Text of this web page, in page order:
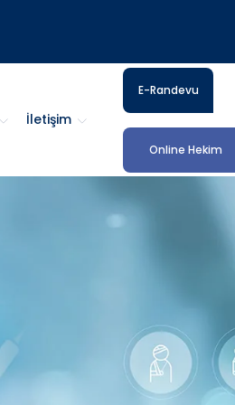
İletişim
E-Randevu
Online Hekim